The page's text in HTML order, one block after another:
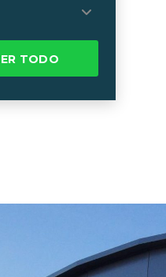
TODO